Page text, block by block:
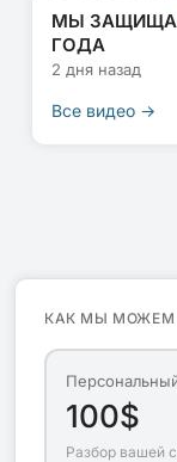
МЫ
ГОДА
2 дня назад
Все видео →
КАК МЫ МОЖЕМ
100$
Разбор вашей